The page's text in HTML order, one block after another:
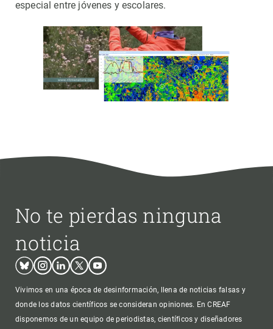
especial entre jóvenes y escolares.
No te pierdas ninguna
noticia
BlueskyInstagram
LinkedinTwitterYoutube
Vivimos en una época de desinformación, llena de noticias falsas y
donde los datos científicos se consideran opiniones. En CREAF
disponemos de un equipo de periodistas, científicos y diseñadores